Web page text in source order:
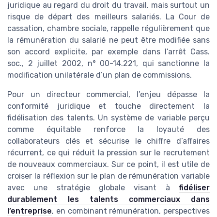
juridique au regard du droit du travail, mais surtout un
risque de départ des meilleurs salariés. La Cour de
cassation, chambre sociale, rappelle régulièrement que
la rémunération du salarié ne peut être modifiée sans
son accord explicite, par exemple dans l’arrêt Cass.
soc., 2 juillet 2002, n° 00-14.221, qui sanctionne la
modification unilatérale d’un plan de commissions.
Pour un directeur commercial, l’enjeu dépasse la
conformité juridique et touche directement la
fidélisation des talents. Un système de variable perçu
comme équitable renforce la loyauté des
collaborateurs clés et sécurise le chiffre d’affaires
récurrent, ce qui réduit la pression sur le recrutement
de nouveaux commerciaux. Sur ce point, il est utile de
croiser la réflexion sur le plan de rémunération variable
avec une stratégie globale visant à fidéliser
durablement les talents commerciaux dans
l’entreprise, en combinant rémunération, perspectives